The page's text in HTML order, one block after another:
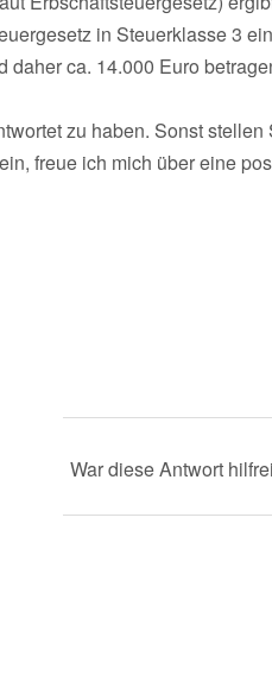
in Steuerklasse 3
daher ca. 14.000 Euro
zu haben. Sonst
freue ich mich über eine
War diese Antwort